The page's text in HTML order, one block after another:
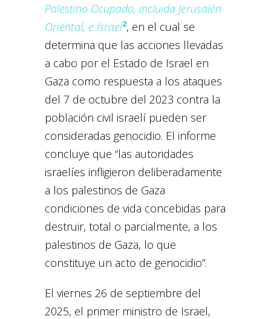
Palestino Ocupado, incluida Jerusalén
Oriental, e Israel2, en el cual se
determina que las acciones llevadas
a cabo por el Estado de Israel en
Gaza como respuesta a los ataques
del 7 de octubre del 2023 contra la
población civil israelí pueden ser
consideradas genocidio. El informe
concluye que “las autoridades
israelíes infligieron deliberadamente
a los palestinos de Gaza
condiciones de vida concebidas para
destruir, total o parcialmente, a los
palestinos de Gaza, lo que
constituye un acto de genocidio”.
El viernes 26 de septiembre del
2025, el primer ministro de Israel,